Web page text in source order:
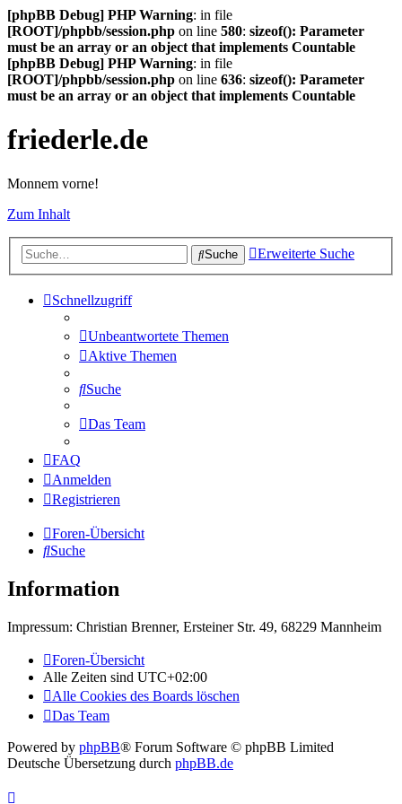
[phpBB Debug] PHP Warning: in file
[ROOT]/phpbb/session.php on line 580: sizeof(): Parameter
must be an array or an object that implements Countable
[phpBB Debug] PHP Warning: in file
[ROOT]/phpbb/session.php on line 636: sizeof(): Parameter
must be an array or an object that implements Countable
friederle.de
Monnem vorne!
Zum Inhalt
Suche Erweiterte Suche
Schnellzugriff
Unbeantwortete Themen
Aktive Themen
Suche
Das Team
FAQ
Anmelden
Registrieren
Foren-Übersicht
Suche
Information
Impressum: Christian Brenner, Ersteiner Str. 49, 68229 Mannheim
Foren-Übersicht
Alle Zeiten sind UTC+02:00
Alle Cookies des Boards löschen
Das Team
Powered by phpBB® Forum Software © phpBB Limited
Deutsche Übersetzung durch phpBB.de